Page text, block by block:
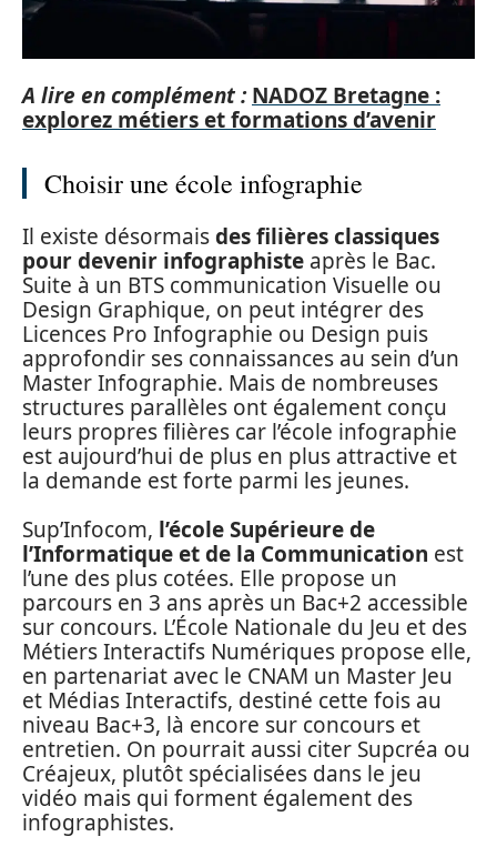
A lire en complément : NADOZ Bretagne :
explorez métiers et formations d’avenir
Choisir une école infographie
Il existe désormaisdes filières classiques
pour devenir infographiste après le Bac.
Suite à un BTS communication Visuelle ou
Design Graphique, on peut intégrer des
Licences Pro Infographie ou Design puis
approfondir ses connaissances au sein d’un
Master Infographie. Mais de nombreuses
structures parallèles ont également conçu
leurs propres filières car l’école infographie
est aujourd’hui de plus en plus attractive et
la demande est forte parmi les jeunes.
Sup’Infocom, l’école Supérieure de
l’Informatique et de la Communication est
l’une des plus cotées. Elle propose un
parcours en 3 ans après un Bac+2 accessible
sur concours. L’École Nationale du Jeu et des
Métiers Interactifs Numériques propose elle,
en partenariat avec le CNAM un Master Jeu
et Médias Interactifs, destiné cette fois au
niveau Bac+3, là encore sur concours et
entretien. On pourrait aussi citer Supcréa ou
Créajeux, plutôt spécialisées dans le jeu
vidéo mais qui forment également des
infographistes.